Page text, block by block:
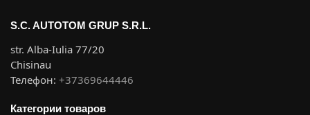
S.C. AUTOTOM GRUP S.R.L.
str. Alba-Iulia 77/20
Chisinau
Телефон: +37369644446
Категории товаров